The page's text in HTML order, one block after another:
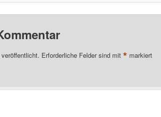
Erforderliche Felder sind mit * markiert